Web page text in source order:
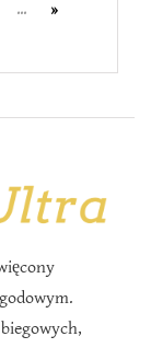
...
»